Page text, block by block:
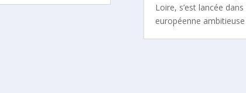
Loire, s’est lancée
européenne ambitieuse